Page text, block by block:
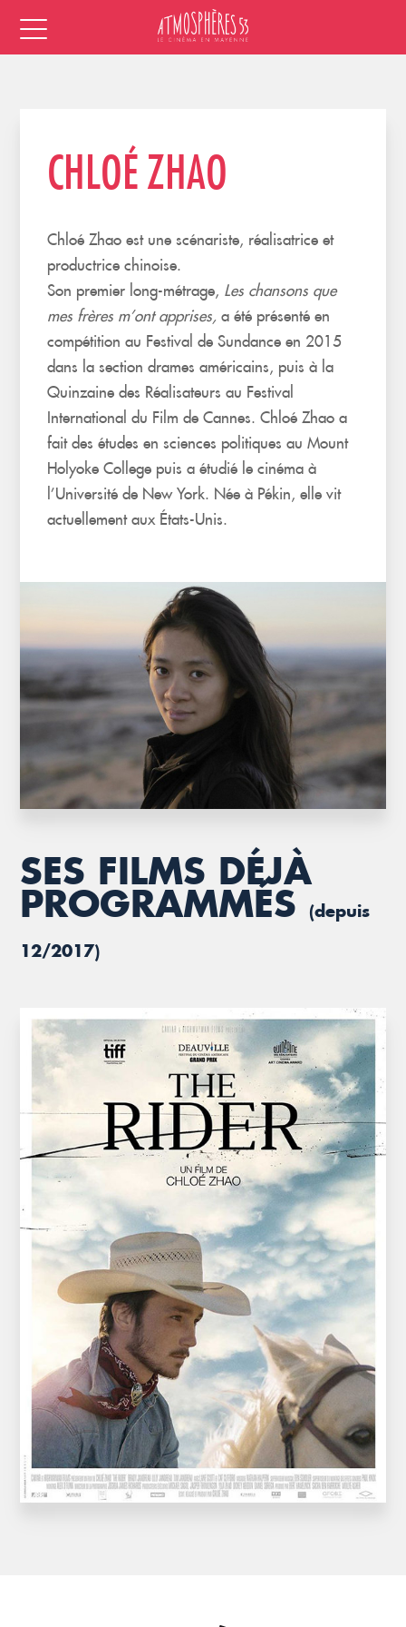
CHLOÉ ZHAO
Chloé Zhao est une scénariste, réalisatrice et
productrice chinoise.
Son premier long-métrage, Les chansons que
mes frères m’ont apprises, a été présenté en
compétition au Festival de Sundance en 2015
dans la section drames américains, puis à la
Quinzaine des Réalisateurs au Festival
International du Film de Cannes. Chloé Zhao a
fait des études en sciences politiques au Mount
Holyoke College puis a étudié le cinéma à
l’Université de New York. Née à Pékin, elle vit
actuellement aux États-Unis.
SES FILMS DÉJÀ
PROGRAMMÉS(depuis
12/2017)